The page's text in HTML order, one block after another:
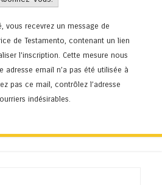
vous recevrez un message de
de Testamento, contenant un lien
l'inscription. Cette mesure nous
adresse email n’a pas été utilisée à
pas ce mail, contrôlez l’adresse
indésirables.